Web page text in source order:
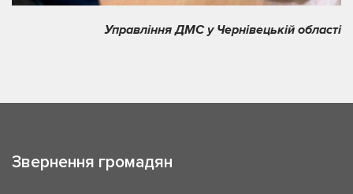
Управління ДМС у Чернівецькій області
Звернення громадян